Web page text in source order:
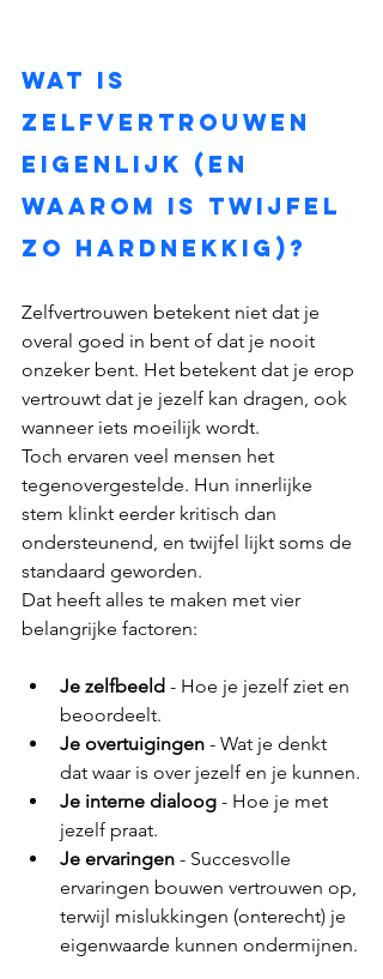
Wat is
zelfvertrouwen
eigenlijk (en
waarom is twijfel
zo hardnekkig)?
Zelfvertrouwen betekent niet dat je
overal goed in bent of dat je nooit
onzeker bent. Het betekent dat je erop
vertrouwt dat je jezelf kan dragen, ook
wanneer iets moeilijk wordt.
Toch ervaren veel mensen het
tegenovergestelde. Hun innerlijke
stem klinkt eerder kritisch dan
ondersteunend, en twijfel lijkt soms de
standaard geworden.
Dat heeft alles te maken met vier
belangrijke factoren:
Je zelfbeeld - Hoe je jezelf ziet en
beoordeelt.
Je overtuigingen - Wat je denkt
dat waar is over jezelf en je kunnen.
Je interne dialoog - Hoe je met
jezelf praat.
Je ervaringen - Succesvolle
ervaringen bouwen vertrouwen op,
terwijl mislukkingen (onterecht) je
eigenwaarde kunnen ondermijnen.